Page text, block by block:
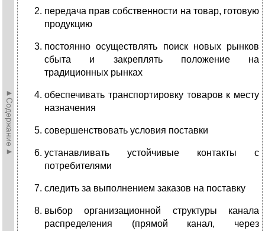
►Содержание►
передача прав собственности на товар, готовую
продукцию
постоянно осуществлять поиск новых рынков
сбыта и закреплять положение на
традиционных рынках
обеспечивать транспортировку товаров к месту
назначения
совершенствовать условия поставки
устанавливать устойчивые контакты с
потребителями
следить за выполнением заказов на поставку
выбор организационной структуры канала
распределения (прямой канал, через